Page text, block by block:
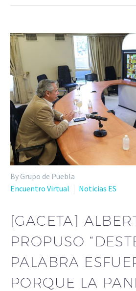
By Grupo de Puebla
Encuentro Virtual
Noticias ES
[GACETA]
PROPUSO
PALABRA
PORQUE LA